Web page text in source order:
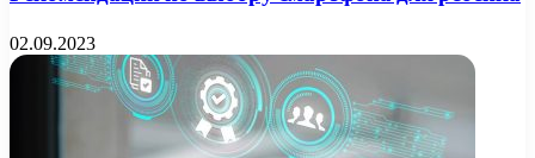
02.09.2023